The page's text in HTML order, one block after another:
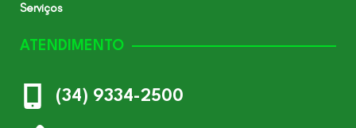
Serviços
ATENDIMENTO
(34) 9334-2500